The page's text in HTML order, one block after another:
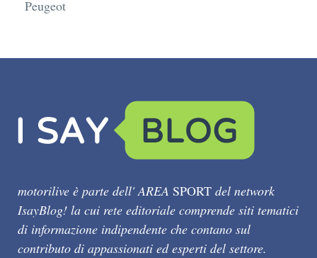
Peugeot
motorilive è parte dell' AREA SPORT del network
IsayBlog! la cui rete editoriale comprende siti tematici
di informazione indipendente che contano sul
contributo di appassionati ed esperti del settore.